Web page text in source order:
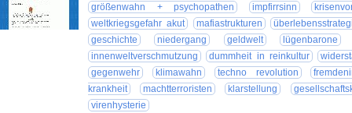
größenwahn + psychopathen
impfirrsinn
weltkriegsgefahr akut
mafiastrukturen
geschichte
niedergang geldwelt
lügenbarone
innenweltverschmutzung
dummheit in reinkultur
gegenwehr
klimawahn techno revolution
krankheit
machtterroristen klarstellung
virenhysterie